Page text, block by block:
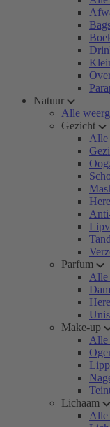
Natuur
Alle
Gezicht
Alle
Parfum
Alle
Make-up
Alle
Lichaam
Alle